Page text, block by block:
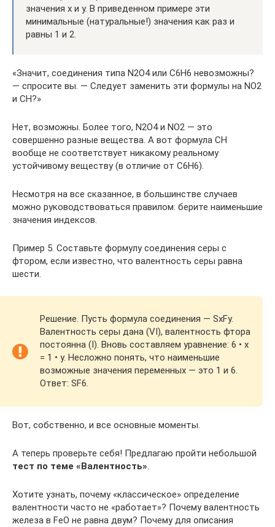
значения х и у. В приведенном примере эти
минимальные (натуральные!) значения как раз и
равны 1 и 2.
«Значит, соединения типа N2O4 или C6H6 невозможны?
— спросите вы. — Следует заменить эти формулы на NO2
и CH?»
Нет, возможны. Более того, N2O4 и NO2 — это
совершенно разные вещества. А вот формула СН
вообще не соответствует никакому реальному
устойчивому веществу (в отличие от С6Н6).
Несмотря на все сказанное, в большинстве случаев
можно руководствоваться правилом: берите наименьшие
значения индексов.
Пример 5. Составьте формулу соединения серы с
фтором, если известно, что валентность серы равна
шести.
Решение. Пусть формула соединения — SxFy.
Валентность серы дана (VI), валентность фтора
постоянна (I). Вновь составляем уравнение: 6 • x
= 1 • y. Несложно понять, что наименьшие
возможные значения переменных — это 1 и 6.
Ответ: SF6.
Вот, собственно, и все основные моменты.
А теперь проверьте себя! Предлагаю пройти небольшой
тест по теме «Валентность».
Хотите узнать, почему «классическое» определение
валентности часто не «работает»? Почему валентность
железа в FeO не равна двум? Почему для описания